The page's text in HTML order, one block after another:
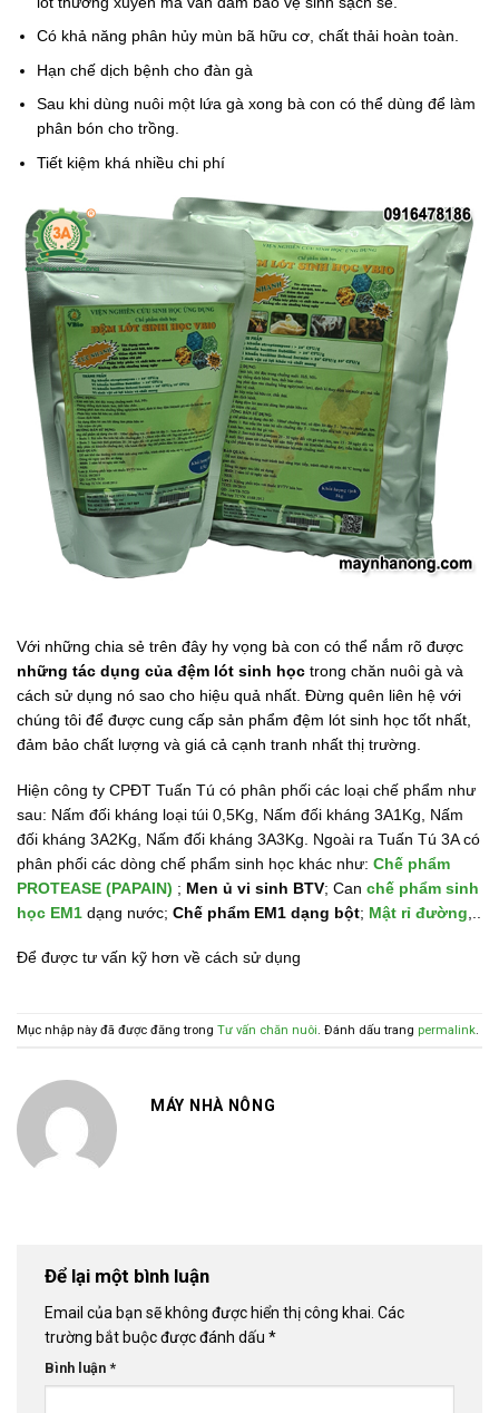
Có khả năng phân hủy mùn bã hữu cơ, chất thải hoàn toàn.
Hạn chế dịch bệnh cho đàn gà
Sau khi dùng nuôi một lứa gà xong bà con có thể dùng để làm
phân bón cho trồng.
Tiết kiệm khá nhiều chi phí
Với những chia sẻ trên đây hy vọng bà con có thể nắm rõ được
những tác dụng của đệm lót sinh học trong chăn nuôi gà và
cách sử dụng nó sao cho hiệu quả nhất. Đừng quên liên hệ với
chúng tôi để được cung cấp sản phẩm đệm lót sinh học tốt nhất,
đảm bảo chất lượng và giá cả cạnh tranh nhất thị trường.
Hiện công ty CPĐT Tuấn Tú có phân phối các loại chế phẩm như
sau: Nấm đối kháng loại túi 0,5Kg, Nấm đối kháng 3A1Kg, Nấm
đối kháng 3A2Kg, Nấm đối kháng 3A3Kg. Ngoài ra Tuấn Tú 3A có
phân phối các dòng chế phẩm sinh học khác như: Chế phẩm
PROTEASE (PAPAIN) ; Men ủ vi sinh BTV; Can chế phẩm sinh
học EM1 dạng nước; Chế phẩm EM1 dạng bột; Mật rỉ đường
Để được tư vấn kỹ hơn về cách sử dụng
Mục nhập này đã được đăng trong Tư vấn chăn nuôi . Đánh dấu trang permalink
MÁY NHÀ NÔNG
Để lại một bình luận
Email của bạn sẽ không được hiển thị công khai. Các
trường bắt buộc được đánh dấu *
Bình luận *